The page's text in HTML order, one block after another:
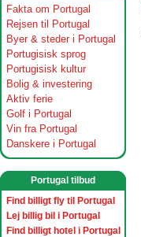
Fakta om Portugal
Rejsen til Portugal
Byer & steder i Portugal
Portugisisk sprog
Portugisisk kultur
Bolig & investering
Aktiv ferie
Golf i Portugal
Vin fra Portugal
Danskere i Portugal
Portugal tilbud
Find billigt fly til Portugal
Lej billig bil i Portugal
Find billigt hotel i Portugal